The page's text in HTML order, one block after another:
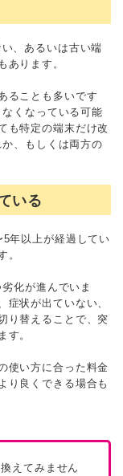
、あるいは古い端
あります。
ることも多いです
くなっている可能
も特定の端末だけ改
、もしくは両方の
いる
年以上が経過してい
。
化が進んでいま
症状が出ていない、
り替えることで、突
す。
使い方に合った料金
り良くできる場合も
えてみません